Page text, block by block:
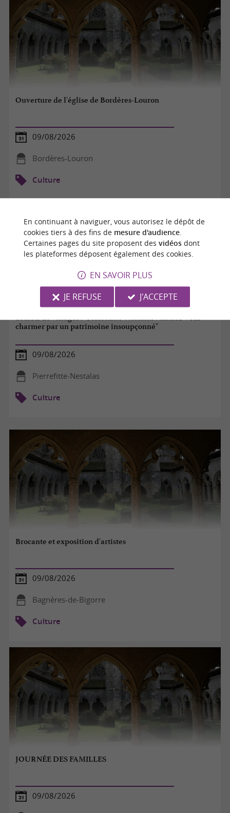
Ouverture de l'église de Bordères-Louron
09/08/2026
Bordères-Louron
Culture
Secrets de villages : "Pierrefitte-Nestalas : laissez-vous
charmer par un patrimoine insoupçonné"
09/08/2026
Pierrefitte-Nestalas
Culture
Brocante et exposition d'artistes
09/08/2026
Bagnères-de-Bigorre
Culture
JOURNÉE DES FAMILLES
09/08/2026
En continuant à naviguer, vous autorisez le dépôt de
cookies tiers à des fins de mesure d'audience.
Certaines pages du site proposent des vidéosdont
les plateformes déposent également des cookies.
EN SAVOIR PLUS
JE REFUSE
J'ACCEPTE